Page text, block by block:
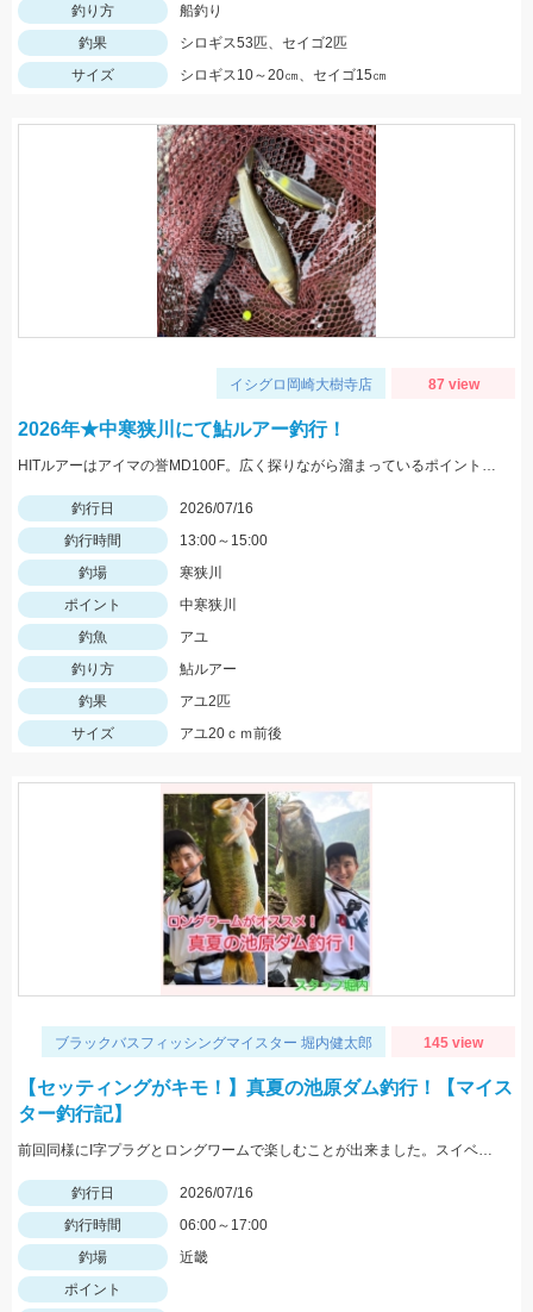
釣り方
船釣り
釣果
シロギス53匹、セイゴ2匹
サイズ
シロギス10～20㎝、セイゴ15㎝
イシグロ岡崎大樹寺店 87 view
2026年★中寒狭川にて鮎ルアー釣行！
HITルアーはアイマの誉MD100F。広く探りながら溜まっているポイントを見つけましょう。
釣行日
2026/07/16
釣行時間
13:00～15:00
釣場
寒狭川
ポイント
中寒狭川
釣魚
アユ
釣り方
鮎ルアー
釣果
アユ2匹
サイズ
アユ20ｃｍ前後
ブラックバスフィッシングマイスター 堀内健太郎 145 view
【セッティングがキモ！】真夏の池原ダム釣行！【マイス
ター釣行記】
前回同様にI字プラグとロングワームで楽しむことが出来ました。スイベル付きフックで糸撚れ対策をするのがキモです！
釣行日
2026/07/16
釣行時間
06:00～17:00
釣場
近畿
ポイント